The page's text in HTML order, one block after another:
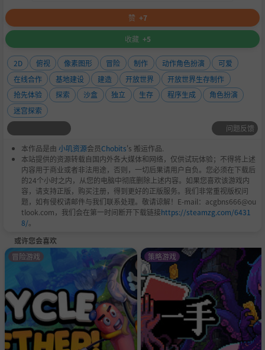
赞 +7
收藏 +5
2D 俯视 像素图形 冒险 制作 动作角色扮演
可爱
在线合作
基地建设 建造 开放世界
开放世界生存制作
抢先体验
探索 沙盒 独立 生存 程序生成
角色扮演
迷宫探索
问题反馈
本作品是由 小叽资源会员Chobits's 搬运作品.
本站提供的资源转载自国内外各大媒体和网络，仅供试玩体验；不得将上述
内容用于商业或者非法用途，否则，一切后果请用户自负。您必须在下载后
的24个小时之内，从您的电脑中彻底删除上述内容。如果您喜欢该游戏内
容，请支持正版，购买注册，得到更好的正版服务。我们非常重视版权问
题，如有侵权请邮件与我们联系处理。敬请谅解！E-mail：acgbns666@ou
tlook.com，我们会在第一时间断开下载链接https://steamzg.com/6431
8/。
或许您会喜欢
冒险游戏 策略游戏